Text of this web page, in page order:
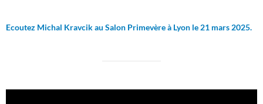
Ecoutez Michal Kravcik au Salon Primevère à Lyon le 21 mars 2025.